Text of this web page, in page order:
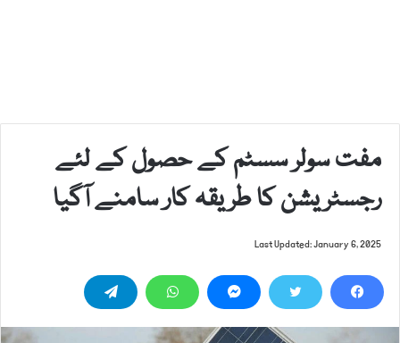
مفت سولر سسٹم کے حصول کے لئے
رجسٹریشن کا طریقہ کار سامنے آگیا
Last Updated: January 6, 2025